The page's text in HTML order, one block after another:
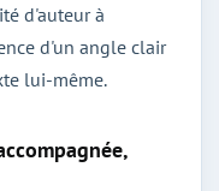
d'auteur à
d'un angle clair
lui-même.